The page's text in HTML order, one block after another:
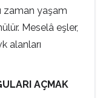
zaman yaşam
Meselâ eşler,
alanları
AÇMAK